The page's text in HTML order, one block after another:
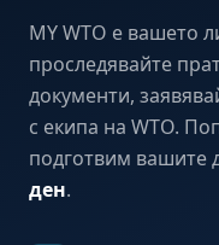
MY WTO е вашето
проследявайте
документи,
с екипа на WTO.
подготвим вашите
ден.